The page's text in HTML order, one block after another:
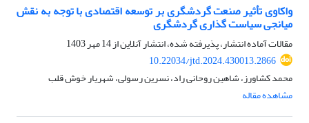
واکاوی تأثیر صنعت گردشگری بر توسعه اقتصادی با توجه به نقش
میانجی سیاست گذاری گردشگری
مقالات آماده انتشار، پذیرفته شده، انتشار آنلاین از14 مهر 1403
10.22034/jtd.2024.430013.2866
محمد کشاورز، شاهین روحانی راد، نسرین رسولی، شهریار خوش قلب
مشاهده مقاله